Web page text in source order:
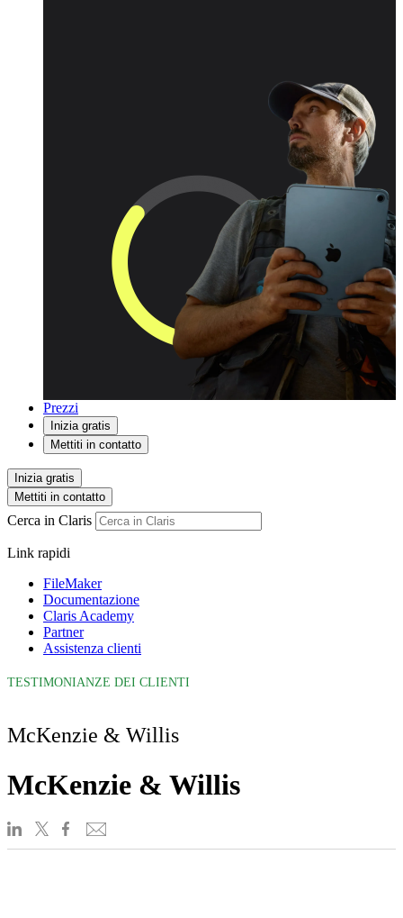
Prezzi
Inizia gratis
Mettiti in contatto
Inizia gratis
Mettiti in contatto
Cerca in Claris
Link rapidi
FileMaker
Documentazione
Claris Academy
Partner
Assistenza clienti
TESTIMONIANZE DEI CLIENTI
McKenzie & Willis
McKenzie & Willis